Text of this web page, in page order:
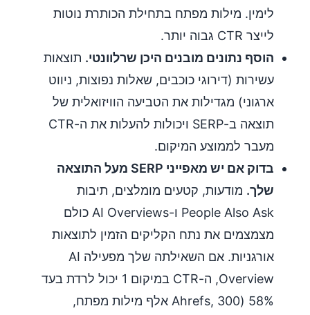
לימין. מילות מפתח בתחילת הכותרת נוטות
לייצר CTR גבוה יותר.
הוסף נתונים מובנים היכן שרלוונטי. תוצאות
עשירות (דירוגי כוכבים, שאלות נפוצות, ניווט
ארגוני) מגדילות את הטביעה הוויזואלית של
תוצאה ב-SERP ויכולות להעלות את ה-CTR
מעבר לממוצע המיקום.
בדוק אם יש מאפייני SERP מעל התוצאה
שלך. מודעות, קטעים מומלצים, תיבות
People Also Ask ו-AI Overviews כולם
מצמצמים את נתח הקליקים הזמין לתוצאות
אורגניות. אם השאילתה שלך מפעילה AI
Overview, ה-CTR במיקום 1 יכול לרדת בעד
58% (Ahrefs, 300 אלף מילות מפתח,